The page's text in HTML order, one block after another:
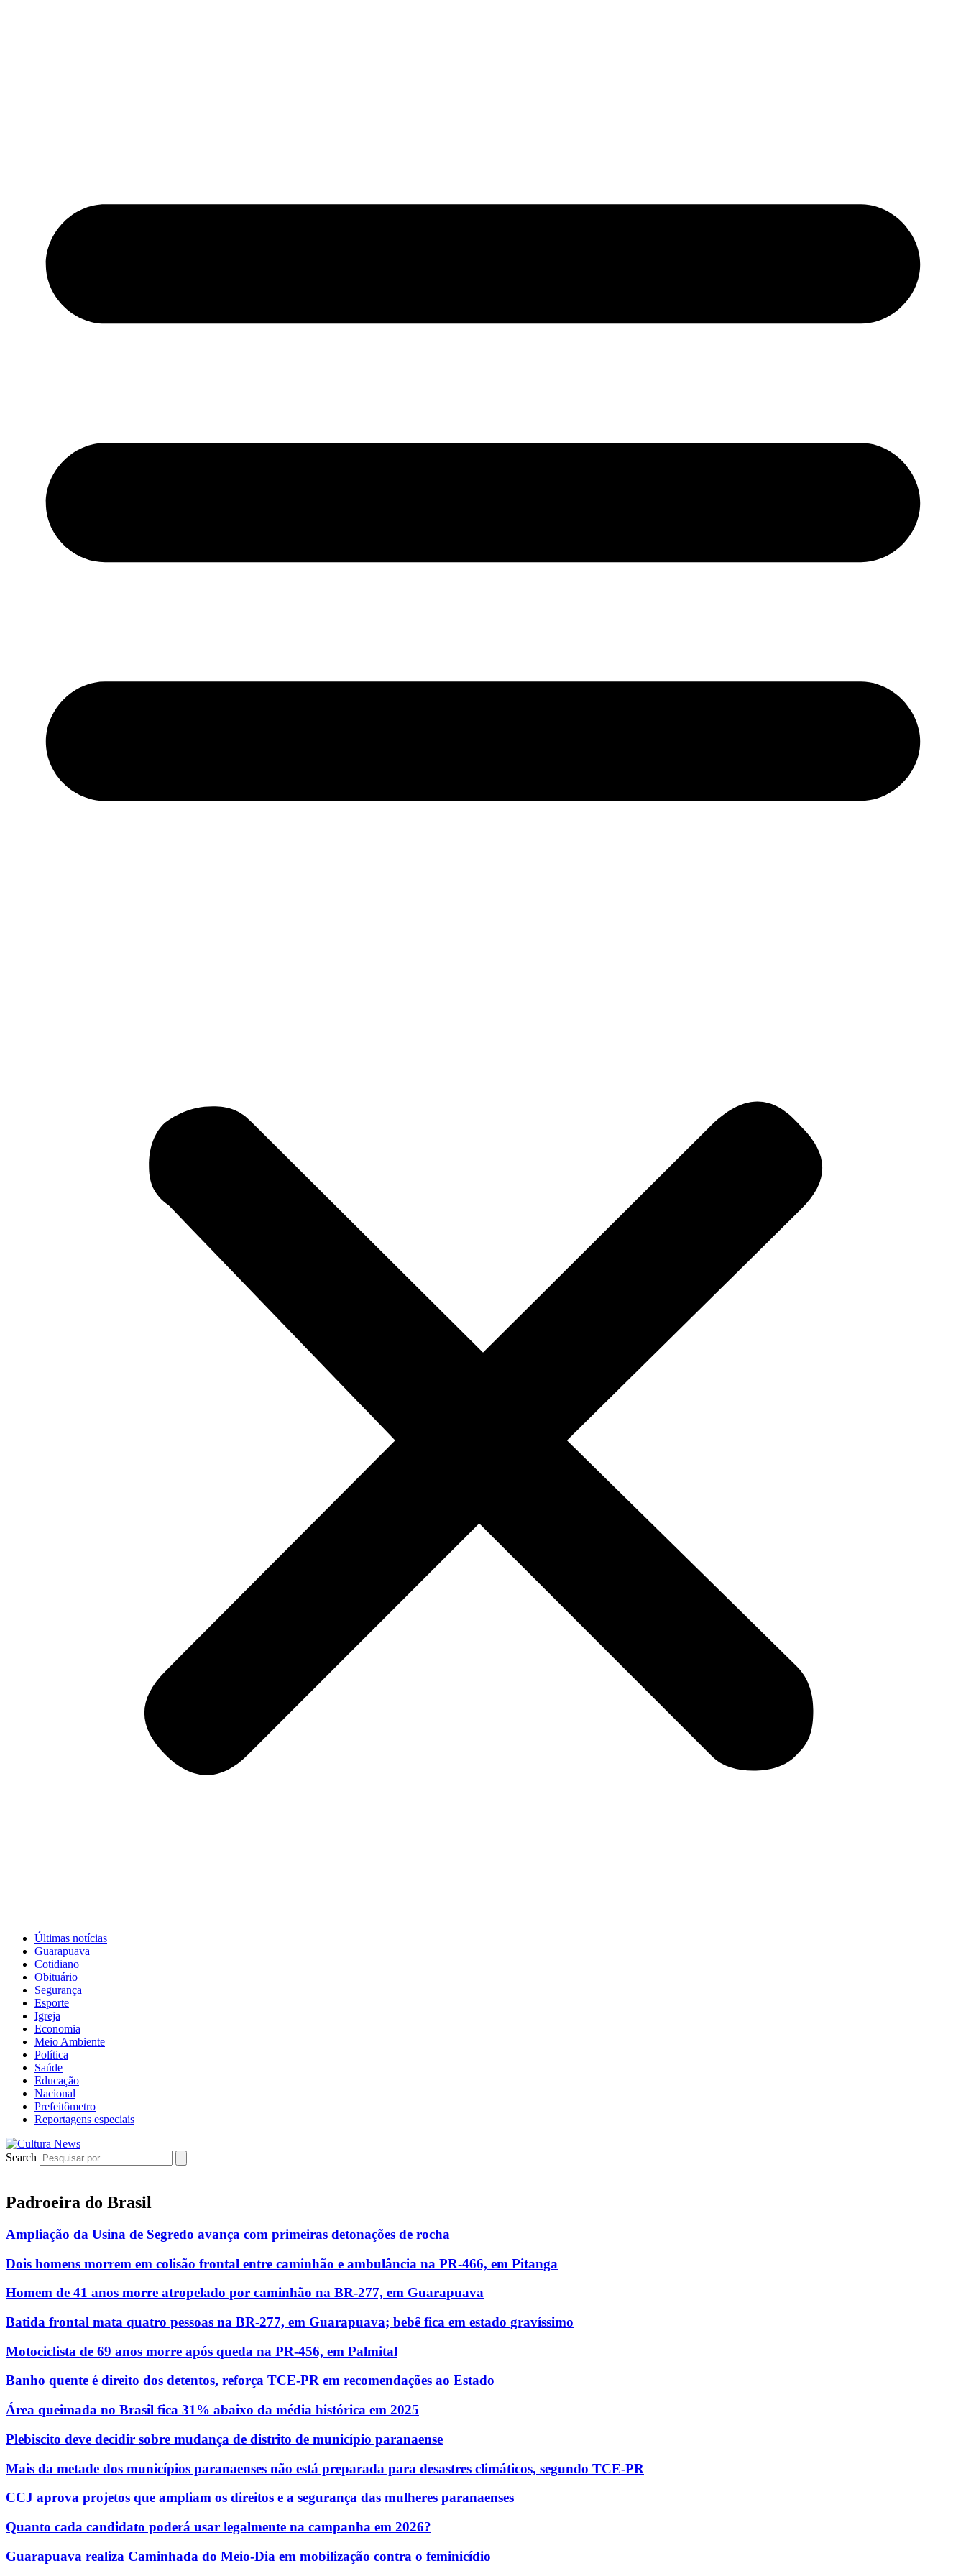
Últimas notícias
Guarapuava
Cotidiano
Obituário
Segurança
Esporte
Igreja
Economia
Meio Ambiente
Política
Saúde
Educação
Nacional
Prefeitômetro
Reportagens especiais
Search
Padroeira do Brasil
Ampliação da Usina de Segredo avança com primeiras detonações de rocha
Dois homens morrem em colisão frontal entre caminhão e ambulância na PR-466, em Pitanga
Homem de 41 anos morre atropelado por caminhão na BR-277, em Guarapuava
Batida frontal mata quatro pessoas na BR-277, em Guarapuava; bebê fica em estado gravíssimo
Motociclista de 69 anos morre após queda na PR-456, em Palmital
Banho quente é direito dos detentos, reforça TCE-PR em recomendações ao Estado
Área queimada no Brasil fica 31% abaixo da média histórica em 2025
Plebiscito deve decidir sobre mudança de distrito de município paranaense
Mais da metade dos municípios paranaenses não está preparada para desastres climáticos, segundo TCE-PR
CCJ aprova projetos que ampliam os direitos e a segurança das mulheres paranaenses
Quanto cada candidato poderá usar legalmente na campanha em 2026?
Guarapuava realiza Caminhada do Meio-Dia em mobilização contra o feminicídio